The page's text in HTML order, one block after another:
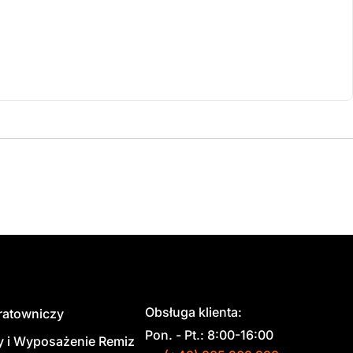
i Wyposażenie Remiz
Obsługa klienta:
Pon. - Pt.: 8:00-16:00